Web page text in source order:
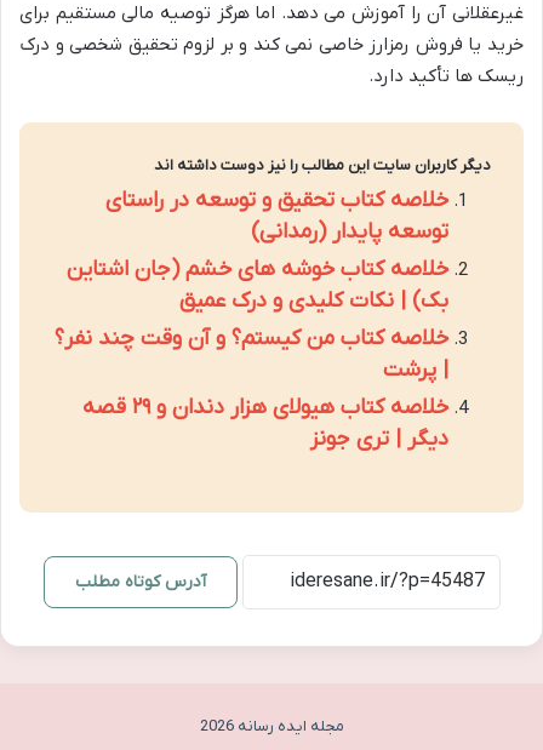
غیرعقلانی آن را آموزش می دهد. اما هرگز توصیه مالی مستقیم برای
خرید یا فروش رمزارز خاصی نمی کند و بر لزوم تحقیق شخصی و درک
ریسک ها تأکید دارد.
دیگر کاربران سایت این مطالب را نیز دوست داشته اند
خلاصه کتاب تحقیق و توسعه در راستای
توسعه پایدار (رمدانی)
خلاصه کتاب خوشه های خشم (جان اشتاین
بک) | نکات کلیدی و درک عمیق
خلاصه کتاب من کیستم؟ و آن وقت چند نفر؟
| پرشت
خلاصه کتاب هیولای هزار دندان و ۲۹ قصه
دیگر | تری جونز
آدرس کوتاه مطلب
مجله ایده رسانه 2026